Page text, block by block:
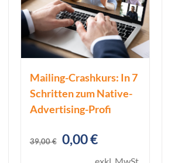
Mailing-Crashkurs: In 7
Schritten zum Native-
Advertising-Profi
39,00€ Ursprünglicher
0,00€Aktueller
Preis